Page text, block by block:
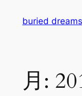
buried dreams
月: